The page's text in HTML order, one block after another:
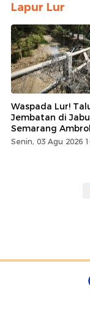
Lapur Lur
Waspada Lur!
Jembatan di
Semarang Ambrol
Senin, 03 Agu 2026